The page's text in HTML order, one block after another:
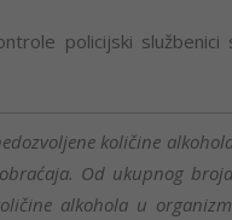
policijski
količine
Od ukupnog
alkohola u